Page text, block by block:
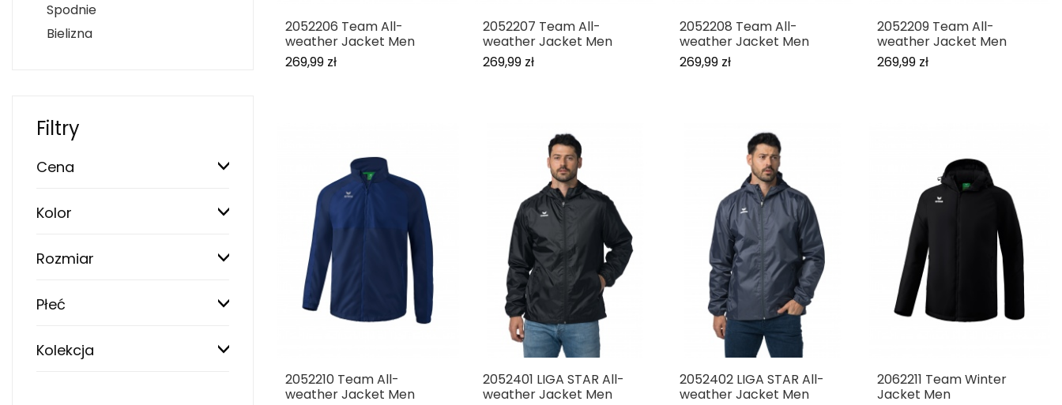
2052206 Team All-
weather Jacket Men
269,99 zł
2052207 Team All-
weather Jacket Men
269,99 zł
2052208 Team All-
weather Jacket Men
269,99 zł
2052209 Team All-
weather Jacket Men
269,99 zł
2052210 Team All-
weather Jacket Men
2052401 LIGA STAR All-
weather Jacket Men
2052402 LIGA STAR All-
weather Jacket Men
2062211 Team Winter
Jacket Men
Spodnie
Bielizna
Filtry
Cena
Kolor
Rozmiar
Płeć
Kolekcja